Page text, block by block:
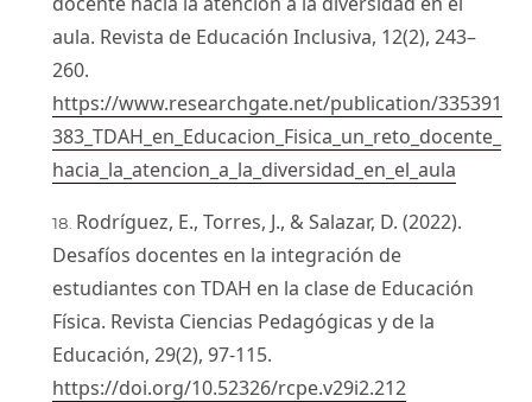
aula. Revista de Educación Inclusiva, 12(2), 243–
260.
https://www.researchgate.net/publication/335391
383_TDAH_en_Educacion_Fisica_un_reto_docente_
hacia_la_atencion_a_la_diversidad_en_el_aula
Rodríguez, E., Torres, J., & Salazar, D. (2022).
Desafíos docentes en la integración de
estudiantes con TDAH en la clase de Educación
Física. Revista Ciencias Pedagógicas y de la
Educación, 29(2), 97-115.
https://doi.org/10.52326/rcpe.v29i2.212